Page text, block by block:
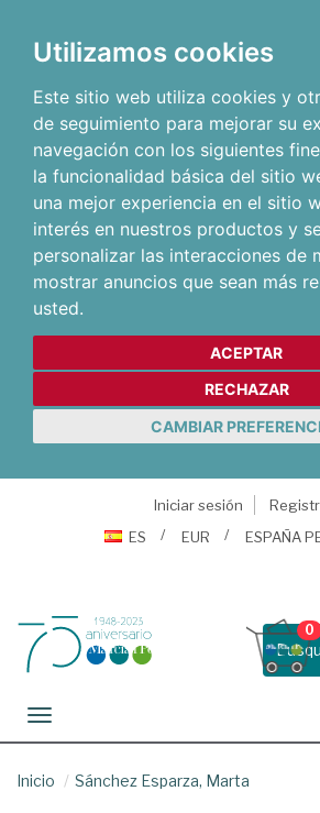
Utilizamos cookies
Este sitio web utiliza cookies y
de seguimiento para mejorar su
navegación con los siguientes
la funcionalidad básica del sitio
una mejor experiencia en el sitio
interés en nuestros productos y
personalizar las interacciones de
mostrar anuncios que sean más
usted.
ACEPTAR
RECHAZAR
CAMBIAR
Iniciar sesión
ES
EUR ESPAÑA
0
Toggle navigation
Inicio Sánchez Esparza, Marta